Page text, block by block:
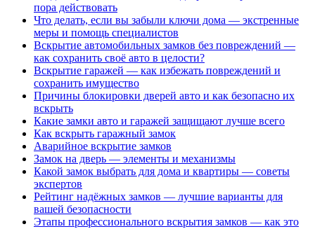
пора действовать
Что делать, если вы забыли ключи дома — экстренные
меры и помощь специалистов
Вскрытие автомобильных замков без повреждений —
как сохранить своё авто в целости?
Вскрытие гаражей — как избежать повреждений и
сохранить имущество
Причины блокировки дверей авто и как безопасно их
вскрыть
Какие замки авто и гаражей защищают лучше всего
Как вскрыть гаражный замок
Аварийное вскрытие замков
Замок на дверь — элементы и механизмы
Какой замок выбрать для дома и квартиры — советы
экспертов
Рейтинг надёжных замков — лучшие варианты для
вашей безопасности
Этапы профессионального вскрытия замков — как это